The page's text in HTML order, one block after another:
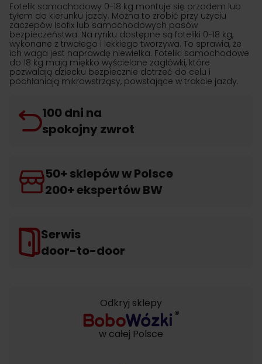
Fotelik samochodowy 0-18 kg montuje się przodem lub
tyłem do kierunku jazdy. Można to zrobić przy użyciu
zaczepów Isofix lub samochodowych pasów
bezpieczeństwa. Na rynku dostępne są foteliki 0-18 kg,
wykonane z trwałego i lekkiego tworzywa. To sprawia, że
ich waga jest naprawdę niewielka. Foteliki samochodowe
do 18 kg mają miękko wyścielane zagłówki, które
pozwalają dziecku bezpiecznie dotrzeć do celu i
pochłaniają mikrowstrząsy, powstające w trakcie jazdy.
100 dni na
spokojny zwrot
50+ sklepów w Polsce
200+ ekspertów BW
Serwis
door-to-door
Odkryj sklepy
w całej Polsce